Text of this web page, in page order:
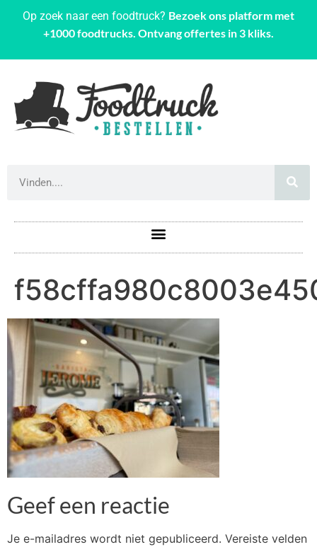
Op zoek naar een foodtruck? Bezoek ons platform met
+1000 foodtrucks. Ontvang offertes in 3 kliks.
Geef een reactie
Je e-mailadres wordt niet gepubliceerd. Vereiste velden